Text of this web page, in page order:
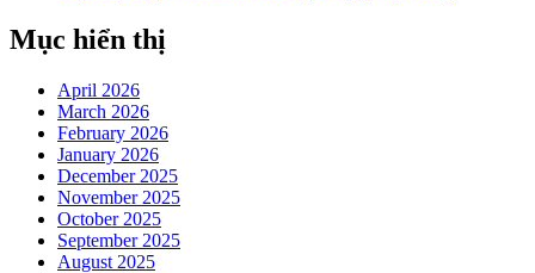
Mục hiển thị
April 2026
March 2026
February 2026
January 2026
December 2025
November 2025
October 2025
September 2025
August 2025